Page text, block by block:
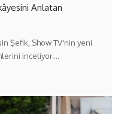
Anlatan
Şefik, Show TV'nin yeni
inceliyor.…